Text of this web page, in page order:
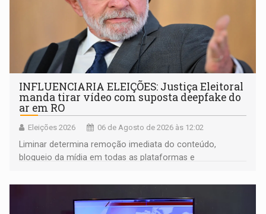
INFLUENCIARIA ELEIÇÕES: Justiça Eleitoral
manda tirar vídeo com suposta deepfake do
ar em RO
Eleições 2026 06 de Agosto de 2026 às 12:02
Liminar determina remoção imediata do conteúdo,
bloqueio da mídia em todas as plataformas e